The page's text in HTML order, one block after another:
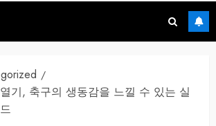
기, 축구의 생동감을 느낄 수 있는 실